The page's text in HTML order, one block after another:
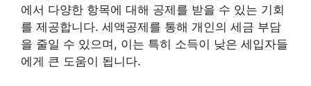
에서 다양한 항목에 대해 공제를 받을 수 있는 기회
를 제공합니다. 세액공제를 통해 개인의 세금 부담
을 줄일 수 있으며, 이는 특히 소득이 낮은 세입자들
에게 큰 도움이 됩니다.